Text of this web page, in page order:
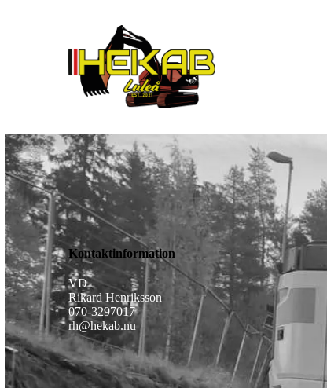
Kontaktinformation
VD
Rikard Henriksson
070-3297017
rh@hekab.nu